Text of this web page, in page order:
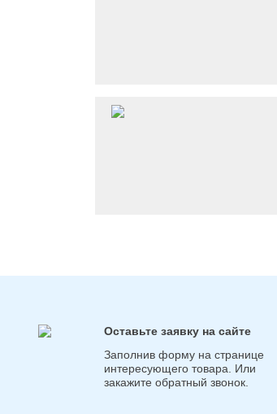
Оставьте заявку на сайте
Заполнив форму на странице
интересующего товара. Или
закажите обратный звонок.